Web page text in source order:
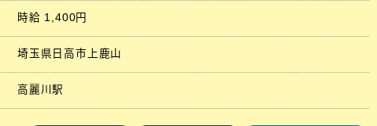
時給 1,400円
埼玉県日高市上鹿山
高麗川駅